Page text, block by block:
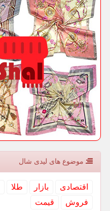
موضوع های لیدی شال
اقتصادی بازار طلا
فروش
قیمت